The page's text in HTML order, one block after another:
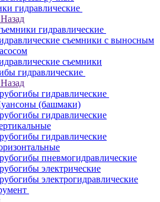
гидравлические
Назад
гидравлические
cъемники с выносным
съемники
гидравлические
Назад
гидравлические
(башмаки)
гидравлические
гидравлические
пневмогидравлические
электрические
электрогидравлические